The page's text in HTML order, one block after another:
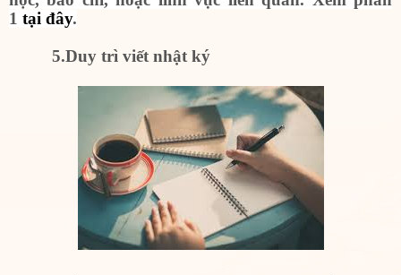
1 tại đây.
5.Duy trì viết nhật ký